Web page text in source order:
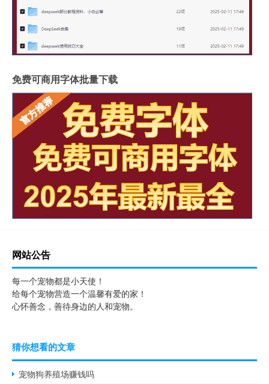
免费可商用字体批量下载
网站公告
每一个宠物都是小天使！
给每个宠物营造一个温馨有爱的家！
心怀善念，善待身边的人和宠物。
猜你想看的文章
宠物狗养殖场赚钱吗